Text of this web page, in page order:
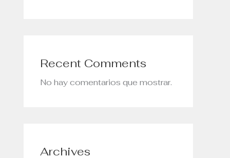
Recent Comments
No hay comentarios que mostrar.
Archives